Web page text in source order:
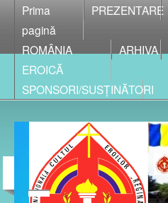
Prima
pagină
PREZENTARE
ROMÂNIA
EROICĂ
ARHIVA
SPONSORI/SUSȚINĂTORI